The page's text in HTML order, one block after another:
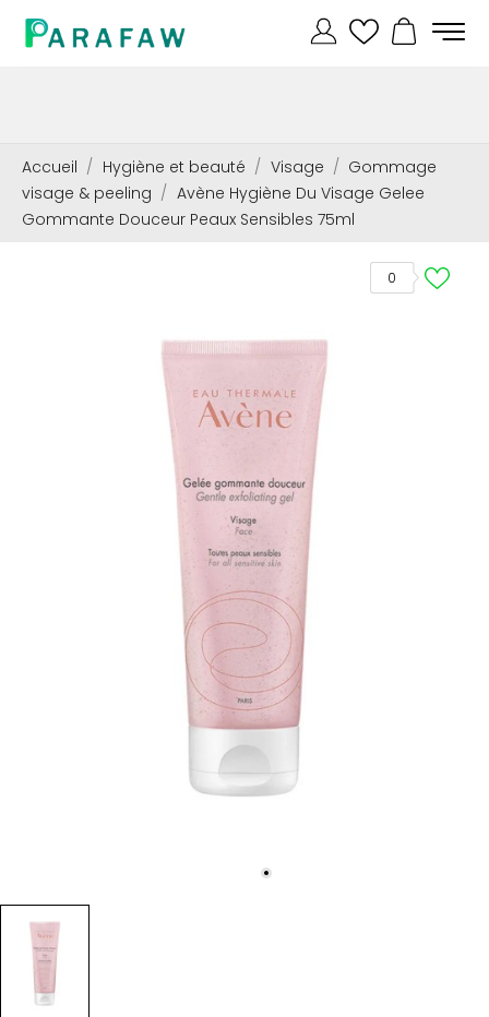
Accueil Hygiène et beauté Visage
Gommage
visage & peeling
Avène Hygiène Du Visage Gelee
Gommante Douceur Peaux Sensibles 75ml
0